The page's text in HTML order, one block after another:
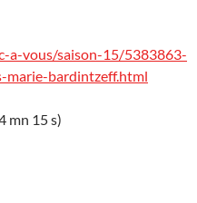
a-vous/saison-15/5383863-
marie-bardintzeff.html
mn 15 s)
médias : éruption ou pas